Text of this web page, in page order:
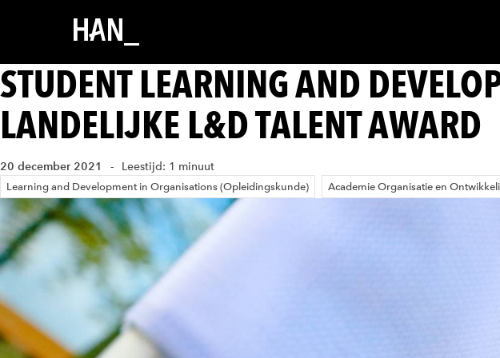
STUDENT LEARNING AND
LANDELIJKE L&D TALENT AWARD
20 december 2021 Leestijd: 1 minuut
Learning and Development in Organisations (Opleidingskunde) Academie Organisatie en